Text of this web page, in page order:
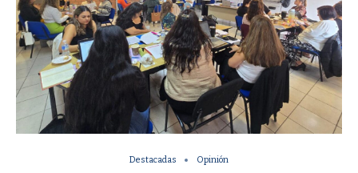
Destacadas Opinión